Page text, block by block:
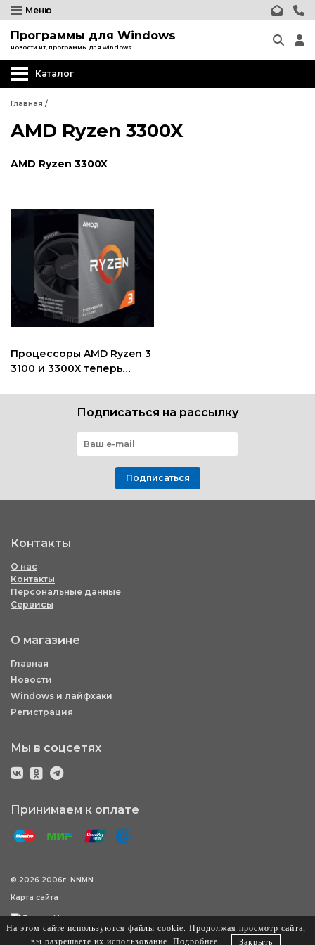
Меню
Программы для Windows
новости ит, программы для windows
Каталог
Главная /
AMD Ryzen 3300X
AMD Ryzen 3300X
Процессоры AMD Ryzen 3
3100 и 3300X теперь
Подписаться на рассылку
Подписаться
Контакты
О нас
Контакты
Персональные данные
Сервисы
О магазине
Главная
Новости
Windows и лайфхаки
Регистрация
Мы в соцсетях
Принимаем к оплате
© 2026 2006г. NNMN
Карта сайта
На этом сайте используются файлы cookie. Продолжая просмотр сайта,
вы разрешаете их использование. Подробнее. Закрыть